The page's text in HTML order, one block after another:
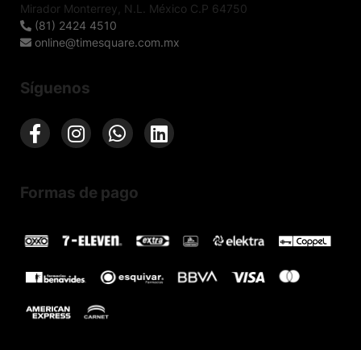
Mirador Monterrey, N.L. México C.P 64750
(81) 2424 4510
online@timesquare.com.mx
Síguenos
Formas de pago